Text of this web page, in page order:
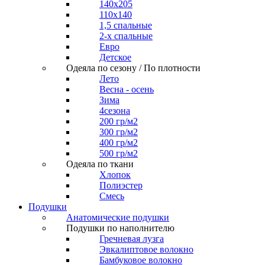
140x205
110x140
1,5 спальные
2-х спальные
Евро
Детское
Одеяла по сезону / По плотности
Лето
Весна - осень
Зима
4сезона
200 гр/м2
300 гр/м2
400 гр/м2
500 гр/м2
Одеяла по ткани
Хлопок
Полиэстер
Смесь
Подушки
Анатомические подушки
Подушки по наполнителю
Гречневая лузга
Эвкалиптовое волокно
Бамбуковое волокно